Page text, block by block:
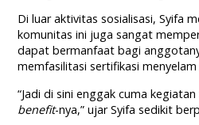
Di luar aktivitas sosialisasi, Syifa
komunitas ini juga sangat
dapat bermanfaat bagi
memfasilitasi sertifikasi menyelam
“Jadi di sini enggak cuma
benefit-nya,” ujar Syifa sedikit